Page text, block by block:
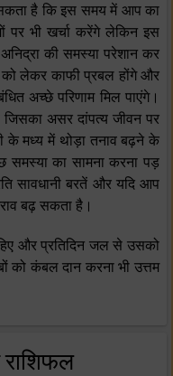
है कि इस समय में आप का
पर भी खर्चा करेंगे लेकिन इस
की समस्या परेशान कर
लेकर काफी प्रबल होंगे और
अच्छे परिणाम मिल पाएंगे।
असर दांपत्य जीवन पर
मध्य में थोड़ा तनाव बढ़ने के
का सामना करना पड़
सावधानी बरतें और यदि आप
बढ़ सकता है।
और प्रतिदिन जल से उसको
को कंबल दान करना भी उत्तम